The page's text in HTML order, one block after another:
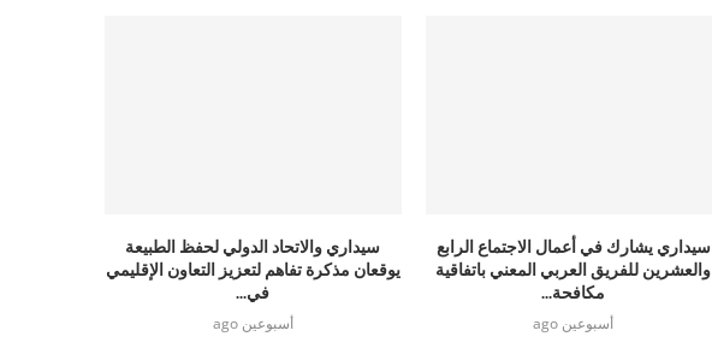
سيداري والاتحاد الدولي لحفظ الطبيعة
يوقعان مذكرة تفاهم لتعزيز التعاون الإقليمي
في...
أسبوعين ago
سيداري يشارك في أعمال الاجتماع الرابع
والعشرين للفريق العربي المعني باتفاقية
مكافحة...
أسبوعين ago